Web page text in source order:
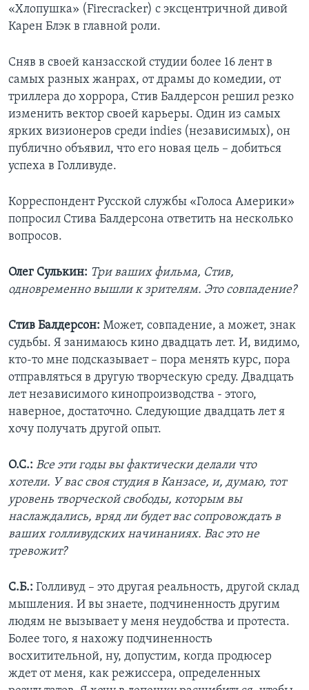
«Хлопушка» (Firecracker) с эксцентричной дивой
Карен Блэк в главной роли.
Сняв в своей канзасской студии более 16 лент в
самых разных жанрах, от драмы до комедии, от
триллера до хоррора, Стив Балдерсон решил резко
изменить вектор своей карьеры. Один из самых
ярких визионеров среди indies (независимых), он
публично объявил, что его новая цель – добиться
успеха в Голливуде.
Корреспондент Русской службы «Голоса Америки»
попросил Стива Балдерсона ответить на несколько
вопросов.
Олег Сулькин: Три ваших фильма, Стив,
одновременно вышли к зрителям. Это совпадение?
Стив Балдерсон: Может, совпадение, а может, знак
судьбы. Я занимаюсь кино двадцать лет. И, видимо,
кто-то мне подсказывает – пора менять курс, пора
отправляться в другую творческую среду. Двадцать
лет независимого кинопроизводства - этого,
наверное, достаточно. Следующие двадцать лет я
хочу получать другой опыт.
О.С.: Все эти годы вы фактически делали что
хотели. У вас своя студия в Канзасе, и, думаю, тот
уровень творческой свободы, которым вы
наслаждались, вряд ли будет вас сопровождать в
ваших голливудских начинаниях. Вас это не
тревожит?
С.Б.: Голливуд – это другая реальность, другой склад
мышления. И вы знаете, подчиненность другим
людям не вызывает у меня неудобства и протеста.
Более того, я нахожу подчиненность
восхитительной, ну, допустим, когда продюсер
ждет от меня, как режиссера, определенных